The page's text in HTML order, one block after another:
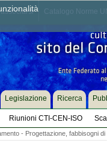
Riunioni CTI-CEN-ISO
Legislazione Ricerca
- Progettazione, fabbisogni